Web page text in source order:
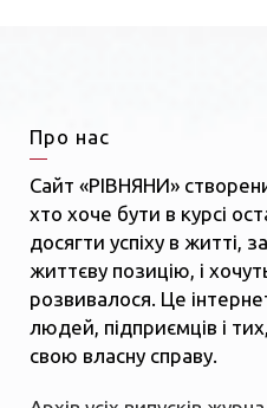
Про нас
Сайт «РІВНЯНИ»
хто хоче бути в курсі
досягти успіху в житті,
життєву позицію, і
розвивалося. Це
людей, підприємців і
свою власну справу.